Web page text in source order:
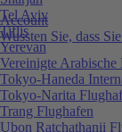
Account
Wussten Sie, dass
Tel Aviv
Tiflis
Yerevan
Vereinigte Arabische
Tokyo-Haneda
Tokyo-Narita
Trang Flughafen
Ubon Ratchathanii